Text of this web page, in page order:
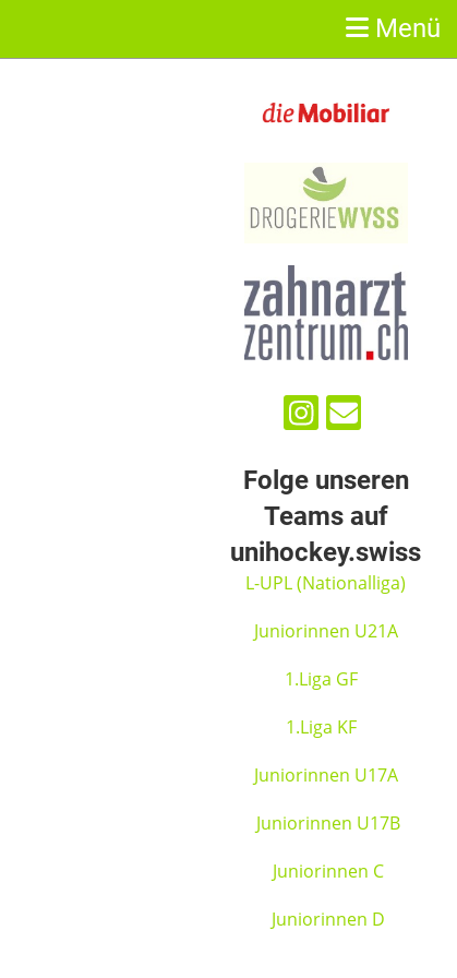
Menü
Folge unseren
Teams auf
unihockey.swiss
L-UPL (Nationalliga)
Juniorinnen U21A
1.Liga GF
1.Liga KF
Juniorinnen U17A
Juniorinnen U17B
Juniorinnen C
Juniorinnen D